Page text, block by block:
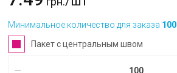
Минимальное количество для заказа 100
Пакет с центральным швом